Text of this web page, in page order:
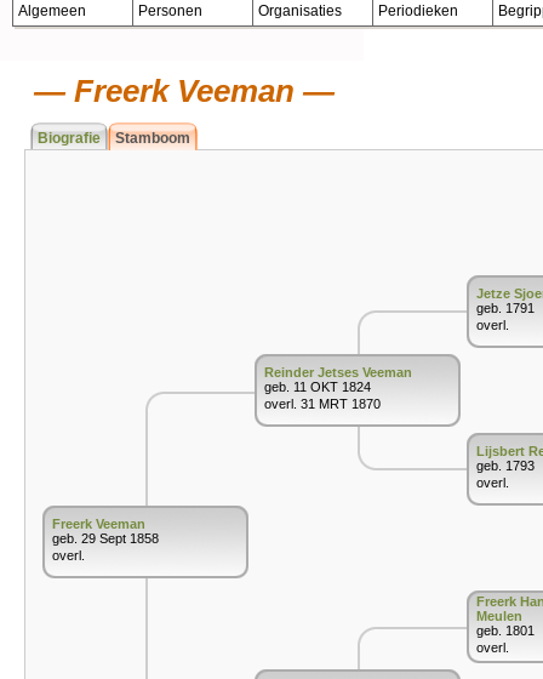
Algemeen Personen Organisaties Periodieken
Freerk Veeman
Biografie Stamboom
Freerk Veeman
geb. 29 Sept 1858
overl.
Reinder Jetses Veeman
geb. 11 OKT 1824
overl. 31 MRT 1870
Jetze
geb. 1791
overl.
Lijsbert
geb. 1793
overl.
Freerk
Meulen
geb. 1801
overl.